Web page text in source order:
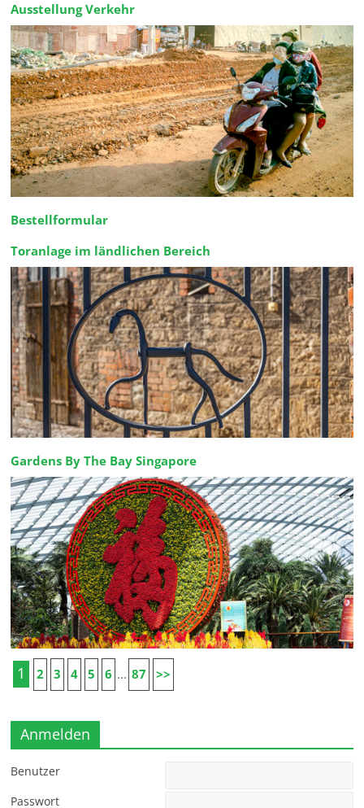
Ausstellung Verkehr
Bestellformular
Toranlage im ländlichen Bereich
Gardens By The Bay Singapore
1 2 3 4 5 6 ... 87 >>
Anmelden
Benutzer
Passwort